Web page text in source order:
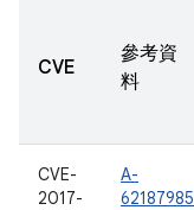
CVE
參考資
料
CVE-
2017-
A-
62187985